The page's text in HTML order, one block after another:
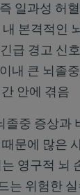
일과성 허
내 본격적인
급 경고 신
내 큰 뇌졸
안에 겪음
졸중 증상과
문에 많은
영구적 뇌
는 위험한 실